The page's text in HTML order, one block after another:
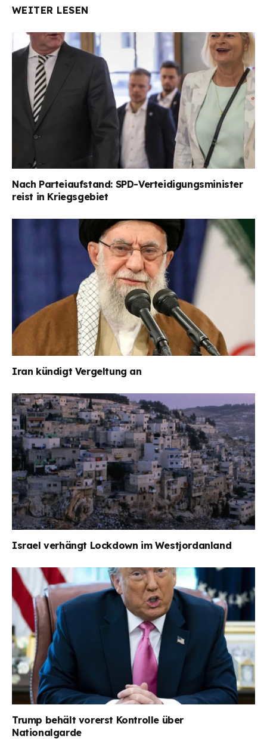
WEITER LESEN
Nach Parteiaufstand: SPD-Verteidigungsminister
reist in Kriegsgebiet
Iran kündigt Vergeltung an
Israel verhängt Lockdown im Westjordanland
Trump behält vorerst Kontrolle über
Nationalgarde